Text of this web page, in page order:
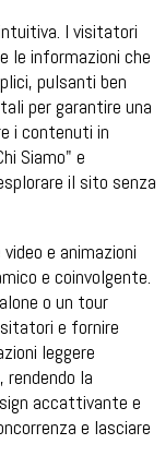
I visitatori
le informazioni che
pulsanti ben
per garantire una
i contenuti in
Siamo" e
il sito senza
e animazioni
e coinvolgente.
o un tour
e fornire
leggere
la
accattivante e
e lasciare